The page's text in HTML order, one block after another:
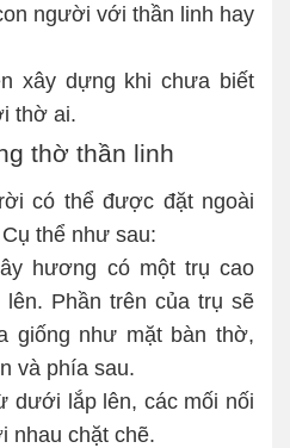
người với thần linh hay
xây dựng khi chưa biết
thờ ai.
thờ thần linh
có thể được đặt ngoài
thể như sau:
hương có một trụ cao
lên. Phần trên của trụ sẽ
giống như mặt bàn thờ,
và phía sau.
dưới lắp lên, các mối nối
nhau chặt chẽ.